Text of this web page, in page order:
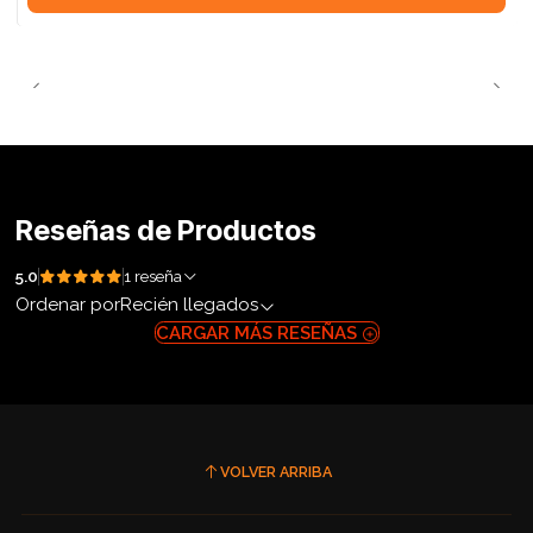
Reseñas de Productos
5.0 1 reseña
Ordenar porRecién llegados
CARGAR MÁS RESEÑAS
VOLVER ARRIBA